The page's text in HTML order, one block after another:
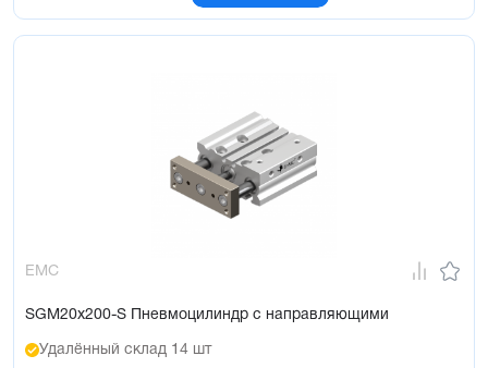
EMC
SGM20x200-S Пневмоцилиндр с направляющими
Удалённый склад 14 шт